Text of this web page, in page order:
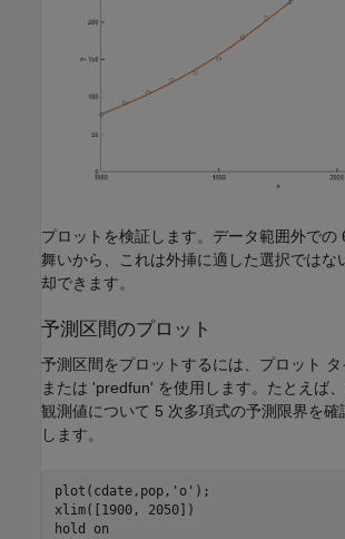
プロットを検証します。データ範囲外での
舞いから、これは外挿に適した選択ではな
却できます。
予測区間のプロット
予測区間をプロットするには、プロット
または 'predfun' を使用します。たとえば
観測値について 5 次多項式の予測限界を確
します。
plot(cdate,pop, 'o' );
xlim([1900, 2050])
hold
on